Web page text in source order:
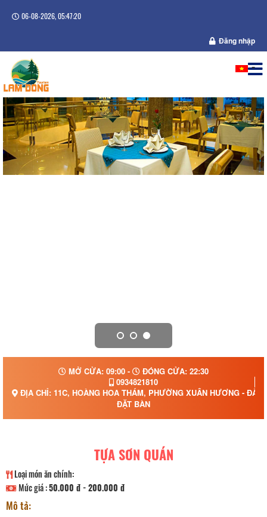
06-08-2026, 05:47:20
Đăng nhập
MỞ CỬA: 09:00 -
ĐÓNG CỬA: 22:30
0934821810
ĐỊA CHỈ: 11C, HOÀNG HOA THÁM, PHƯỜNG XUÂN HƯƠNG - ĐÀ
ĐẶT BÀN
TỰA SƠN QUÁN
Loại món ăn chính:
Mức giá :50.000 đ - 200.000 đ
Mô tả: